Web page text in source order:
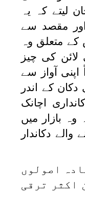
لیتے کہ یہ
مقصد سے
متعلق وہ
لائن کی چیز
اپنی آواز سے
کے اندر
اچانک
بازار میں
دکاندار
اصولوں
اکثر ترقی